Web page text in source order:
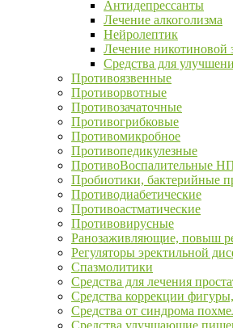
Антидепрессанты
Лечение алкоголизма
Нейролептик
Лечение никотиновой
Средства для
Противоязвенные
Противорвотные
Противозачаточные
Противогрибковые
Противомикробное
Противопедикулезные
ПротивоВоспалительные
Пробиотики, бактерийные
Противодиабетические
Противоастматические
Противовирусные
Ранозаживляющие, повыш
Регуляторы эректильной
Спазмолитики
Средства для лечения
Средства коррекции
Средства от синдрома